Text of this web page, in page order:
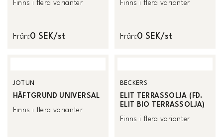
Finns i flera varianter
Från:0 SEK/st
Finns i flera varianter
Från:0 SEK/st
JOTUN
HÄFTGRUND UNIVERSAL
Finns i flera varianter
BECKERS
ELIT TERRASSOLJA (FD.
ELIT BIO TERRASSOLJA)
Finns i flera varianter